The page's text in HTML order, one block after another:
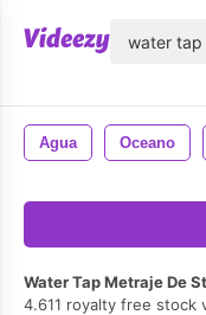
Agua Oceano
Water Tap Metraje De
4.611 royalty free stock